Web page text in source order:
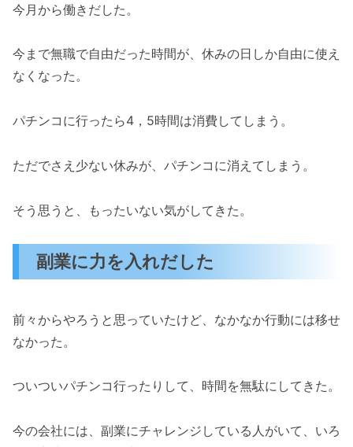
今月から働きだした。
今まで無職で自由だった時間が、休みの日しか自由に使え
なくなった。
パチンコに行ったら4，5時間は消費してしまう。
ただでさえ少ない休みが、パチンコに消えてしまう。
そう思うと、もったいない気がしてきた。
副業に力を入れだした
前々からやろうと思っていたけど、なかなか行動には移せ
なかった。
ついついパチンコ行ったりして、時間を無駄にしてきた。
今の会社には、副業にチャレンジしている人がいて、いろ